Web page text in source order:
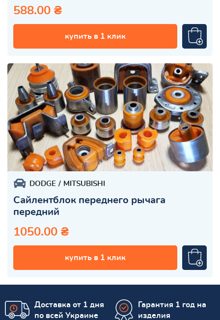
588.00 ₴
купить в 1 клик
DODGE MITSUBISHI
Сайлентблок переднего рычага
передний
1050.00 ₴
купить в 1 клик
Доставка от 1 дня
по всей Украине
Гарантия 1 год на
изделия